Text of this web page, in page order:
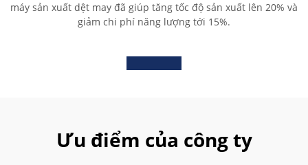
máy sản xuất dệt may đã giúp tăng tốc độ sản xuất lên 20% và
giảm chi phí năng lượng tới 15%.
Ưu điểm của công ty